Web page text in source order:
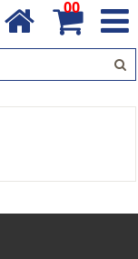
00